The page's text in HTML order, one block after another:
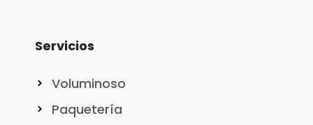
Servicios
Voluminoso
Paquetería